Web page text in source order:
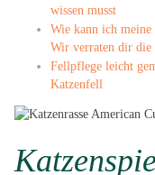
wissen musst
Wie kann ich meine
Wir verraten dir die
Fellpflege leicht
Katzenfell